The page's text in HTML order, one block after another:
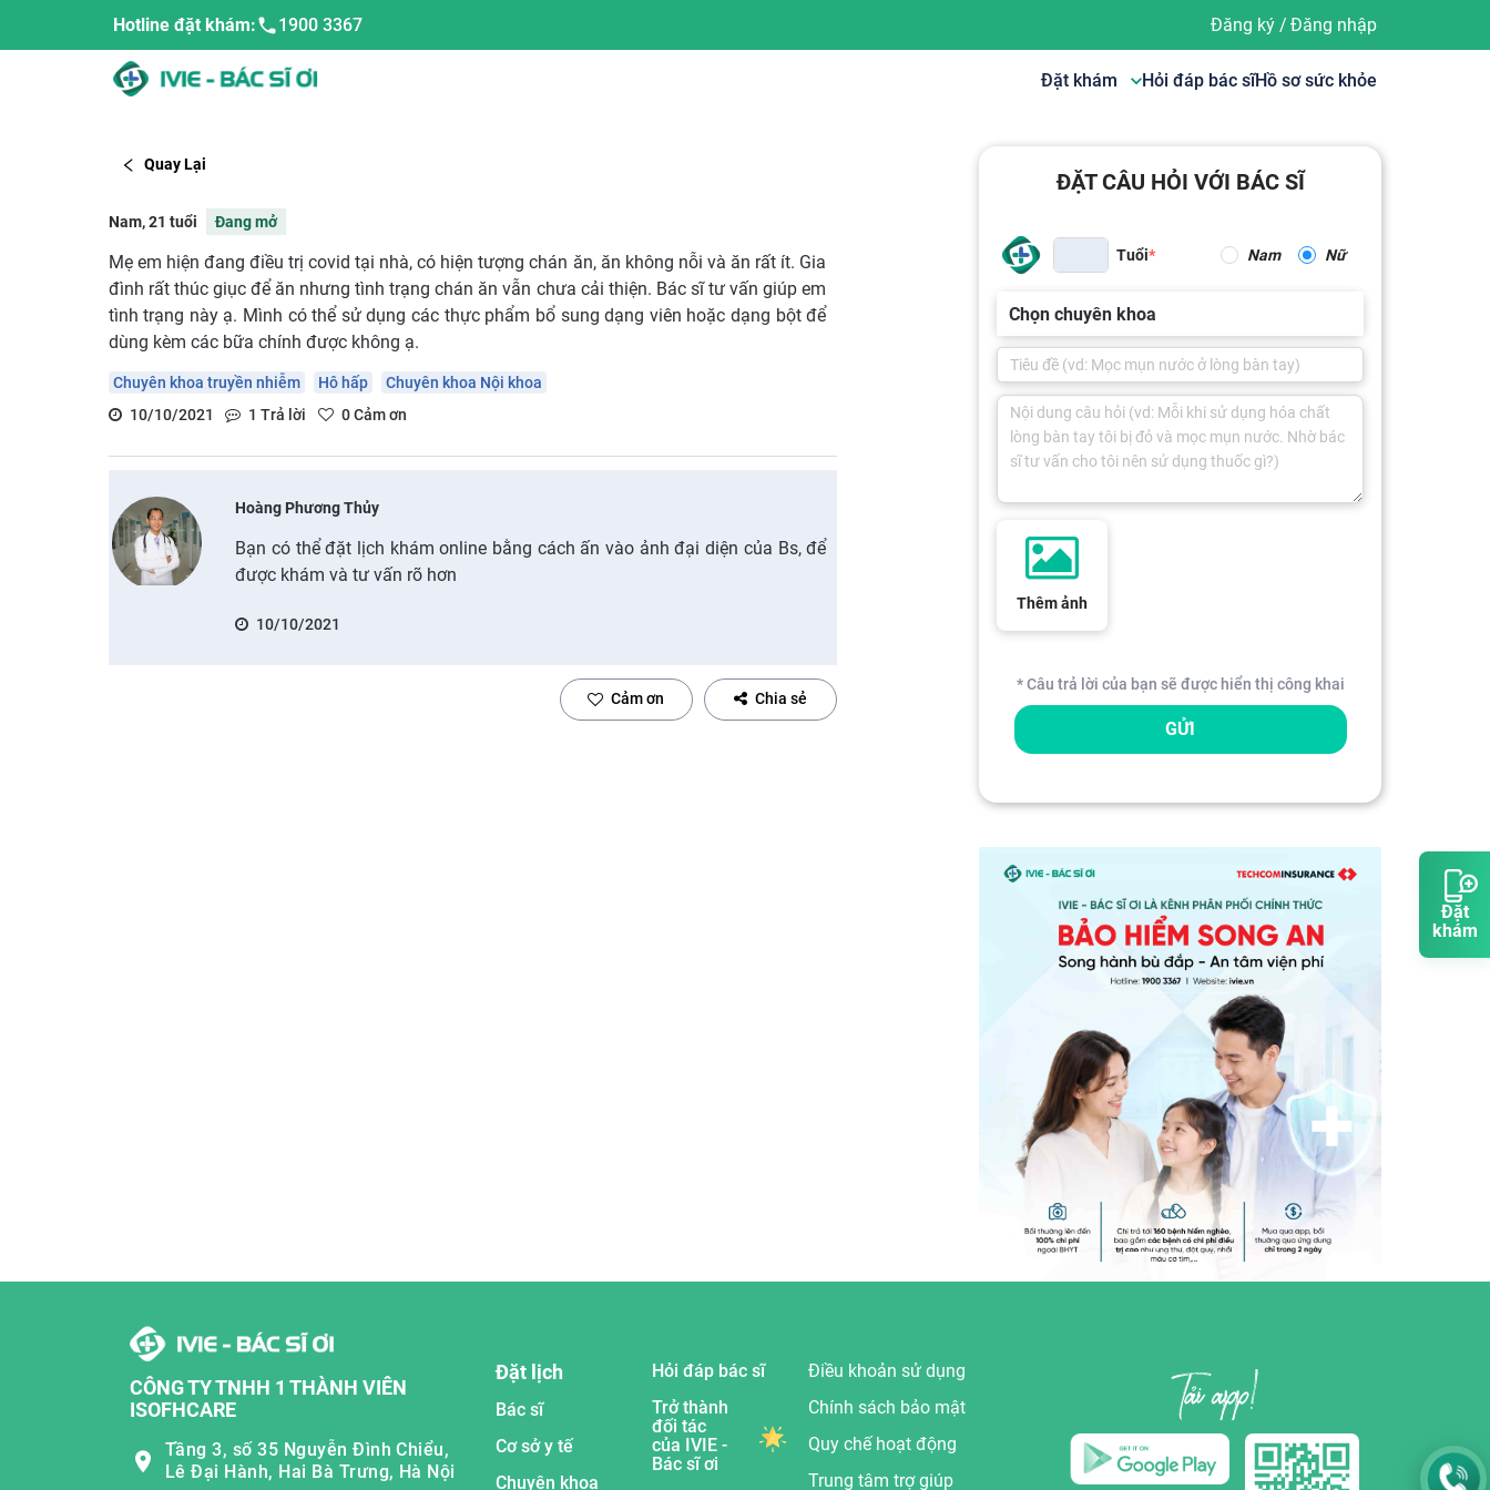
Đặt
khám
Hotline đặt khám: 1900 3367 Đăng ký/ Đăng nhập
Đặt khám Hỏi đáp bác sĩHồ sơ sức khỏe
Quay Lại
Nam, 21 tuổi Đang mở
Mẹ em hiện đang điều trị covid tại nhà, có hiện tượng chán ăn, ăn không nỗi và ăn rất ít. Gia
đình rất thúc giục để ăn nhưng tình trạng chán ăn vẫn chưa cải thiện. Bác sĩ tư vấn giúp em
tình trạng này ạ. Mình có thể sử dụng các thực phẩm bổ sung dạng viên hoặc dạng bột để
dùng kèm các bữa chính được không ạ.
Chuyên khoa truyền nhiễm Hô hấp
Chuyên khoa Nội khoa
10/10/2021
1 Trả lời 0Cảm ơn
Hoàng Phương Thủy
Bạn có thể đặt lịch khám online bằng cách ấn vào ảnh đại diện của Bs, để
được khám và tư vấn rõ hơn
10/10/2021
Cảm ơn Chia sẻ
ĐẶT CÂU HỎI VỚI BÁC SĨ
Tuổi Nam Nữ
Chọn chuyên khoa
Thêm ảnh
* Câu trả lời của bạn sẽ được hiển thị công khai
GỬI
CÔNG TY TNHH 1 THÀNH VIÊN
ISOFHCARE
Tầng 3, số 35 Nguyễn Đình Chiểu,
Lê Đại Hành, Hai Bà Trưng, Hà Nội
Đặt lịch
Bác sĩ
Cơ sở y tế
Chuyên khoa
Hỏi đáp bác sĩ
Trở thành
đối tác
của IVIE -
Bác sĩ ơi
Điều khoản sử dụng
Chính sách bảo mật
Quy chế hoạt động
Trung tâm trợ giúp